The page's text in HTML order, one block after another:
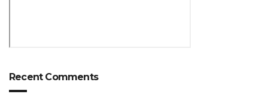
Recent Comments